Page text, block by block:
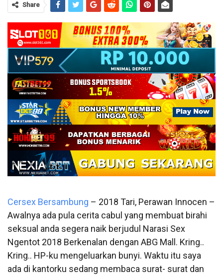
Share
Cersex Bersambung – 2018 Tari, Perawan Innocen –
Awalnya ada pula cerita cabul yang membuat birahi
seksual anda segera naik berjudul Narasi Sex
Ngentot 2018 Berkenalan dengan ABG Mall. Kring..
Kring.. HP-ku mengeluarkan bunyi. Waktu itu saya
ada di kantorku sedang membaca surat- surat dan